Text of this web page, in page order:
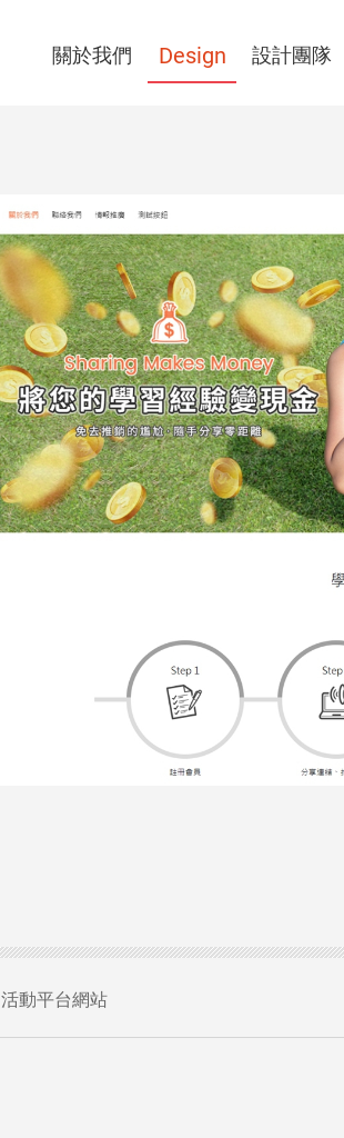
關於我們
公司簡介 Design
網頁設計精選作品
設計團隊
我們的設
活動平台網站